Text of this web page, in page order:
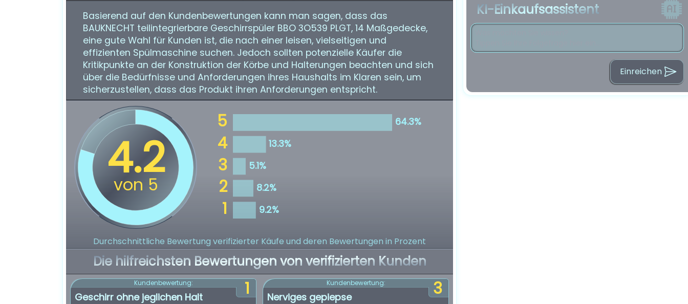
Basierend auf den Kundenbewertungen kann man sagen, dass das
BAUKNECHT teilintegrierbare Geschirrspüler BBO 3O539 PLGT, 14 Maßgedecke,
eine gute Wahl für Kunden ist, die nach einer leisen, vielseitigen und
effizienten Spülmaschine suchen. Jedoch sollten potenzielle Käufer die
Kritikpunkte an der Konstruktion der Körbe und Halterungen beachten und sich
über die Bedürfnisse und Anforderungen ihres Haushalts im Klaren sein, um
sicherzustellen, dass das Produkt ihren Anforderungen entspricht.
Durchschnittliche Bewertung verifizierter Käufe und deren Bewertungen in Prozent
Die hilfreichsten Bewertungen von verifizierten Kunden
1
Kundenbewertung:
Geschirr ohne jeglichen Halt 3
Kundenbewertung:
Nerviges gepiepse
KI-Einkaufsassistent
Einreichen